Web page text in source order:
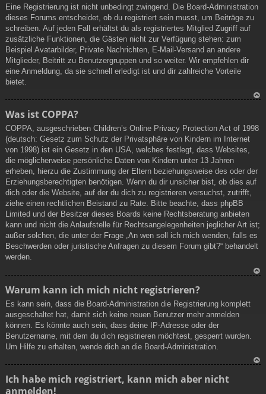
Eine Registrierung ist nicht unbedingt zwingend. Die Board-Administration
dieses Forums entscheidet, ob du registriert sein musst, um Beiträge zu
schreiben. Auf jeden Fall erhältst du als registriertes Mitglied Zugriff auf
zusätzliche Funktionen, die Gästen nicht zur Verfügung stehen: zum
Beispiel Avatarbilder, Private Nachrichten, E-Mail-Versand an andere
Mitglieder, Beitritt zu Benutzergruppen und so weiter. Wir empfehlen dir
eine Anmeldung, da sie schnell erledigt ist und dir zahlreiche Vorteile
bietet.
h
Was ist COPPA?
COPPA, ausgeschrieben Children’s Online Privacy Protection Act of 1998
(deutsch: Gesetz zum Schutz der Privatsphäre von Kindern im Internet
von 1998) ist ein Gesetz in den USA, welches festlegt, dass Websites,
die möglicherweise persönliche Daten von Kindern unter 13 Jahren
erheben, hierzu die Zustimmung der Eltern beziehungsweise des oder der
Erziehungsberechtigten benötigen. Wenn du dir unsicher bist, ob dies auf
dich oder die Website, auf der du dich zu registrieren versuchst, zutrifft,
ziehe einen rechtlichen Beistand zu Rate. Bitte beachte, dass phpBB
Limited und der Besitzer dieses Boards keine Rechtsberatung anbieten
kann und nicht die Anlaufstelle für Rechtsangelegenheiten jeglicher Art ist;
außer solchen, die unter der Frage „An wen soll ich mich wenden, falls es
Beschwerden oder juristische Anfragen zu diesem Forum gibt?“ behandelt
werden.
Warum kann ich mich nicht registrieren?
Es kann sein, dass die Board-Administration die Registrierung komplett
ausgeschaltet hat, damit sich keine neuen Benutzer mehr anmelden
können. Es könnte auch sein, dass deine IP-Adresse oder der
Benutzername, mit dem du dich registrieren möchtest, gesperrt wurden.
Um Hilfe zu erhalten, wende dich an die Board-Administration.
Ich habe mich registriert, kann mich aber nicht
anmelden!